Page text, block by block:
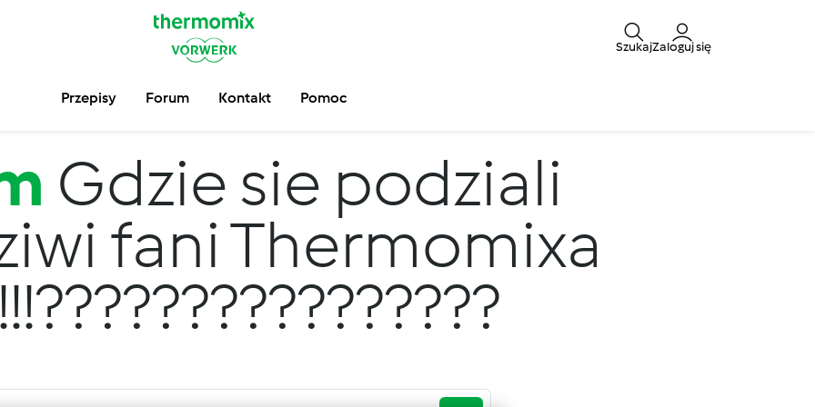
SzukajZaloguj się
Przepisy Forum Kontakt Pomoc
Gdzie sie podziali
fani Thermomixa